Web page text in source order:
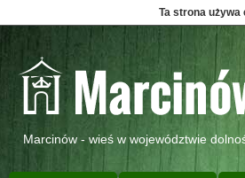
Ta strona
Marcinów - wieś w województwie